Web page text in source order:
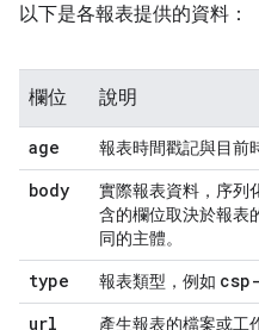
以下是各報表提供的資料：
欄位 說明
age 報表時間戳記與目前
body 實際報表資料，序列
含的欄位取決於報表
同的主體。
type 報表類型，例如
url 產生報表的檔案或工